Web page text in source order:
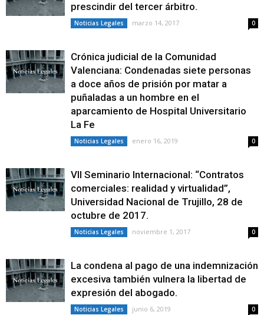
prescindir del tercer árbitro.
Noticias Legales marzo 14, 2017 0
Crónica judicial de la Comunidad
Valenciana: Condenadas siete personas
a doce años de prisión por matar a
puñaladas a un hombre en el
aparcamiento de Hospital Universitario
La Fe
Noticias Legales enero 16, 2019 0
VII Seminario Internacional: “Contratos
comerciales: realidad y virtualidad”,
Universidad Nacional de Trujillo, 28 de
octubre de 2017.
Noticias Legales noviembre 1, 2017 0
La condena al pago de una indemnización
excesiva también vulnera la libertad de
expresión del abogado.
Noticias Legales junio 6, 2019 0